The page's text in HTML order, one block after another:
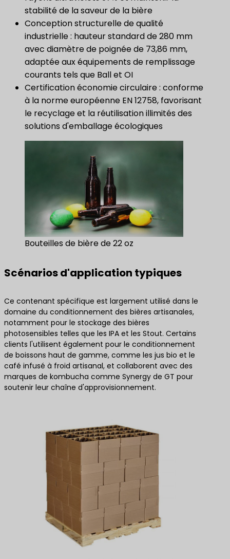
stabilité de la saveur de la bière
Conception structurelle de qualité
industrielle : hauteur standard de 280 mm
avec diamètre de poignée de 73,86 mm,
adaptée aux équipements de remplissage
courants tels que Ball et OI
Certification économie circulaire : conforme
à la norme européenne EN 12758, favorisant
le recyclage et la réutilisation illimités des
solutions d'emballage écologiques
Bouteilles de bière de 22 oz
Scénarios d'application typiques
Ce contenant spécifique est largement utilisé dans le
domaine du conditionnement des bières artisanales,
notamment pour le stockage des bières
photosensibles telles que les IPA et les Stout. Certains
clients l'utilisent également pour le conditionnement
de boissons haut de gamme, comme les jus bio et le
café infusé à froid artisanal, et collaborent avec des
marques de kombucha comme Synergy de GT pour
soutenir leur chaîne d'approvisionnement.